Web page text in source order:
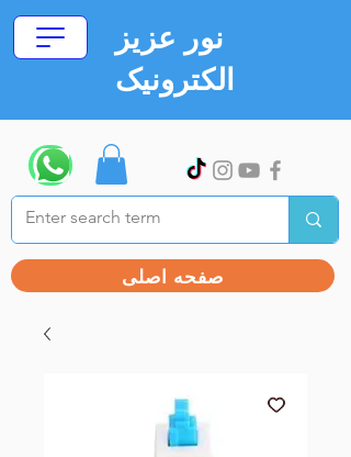
نور عزیز
الکترونیک
صفحه اصلی